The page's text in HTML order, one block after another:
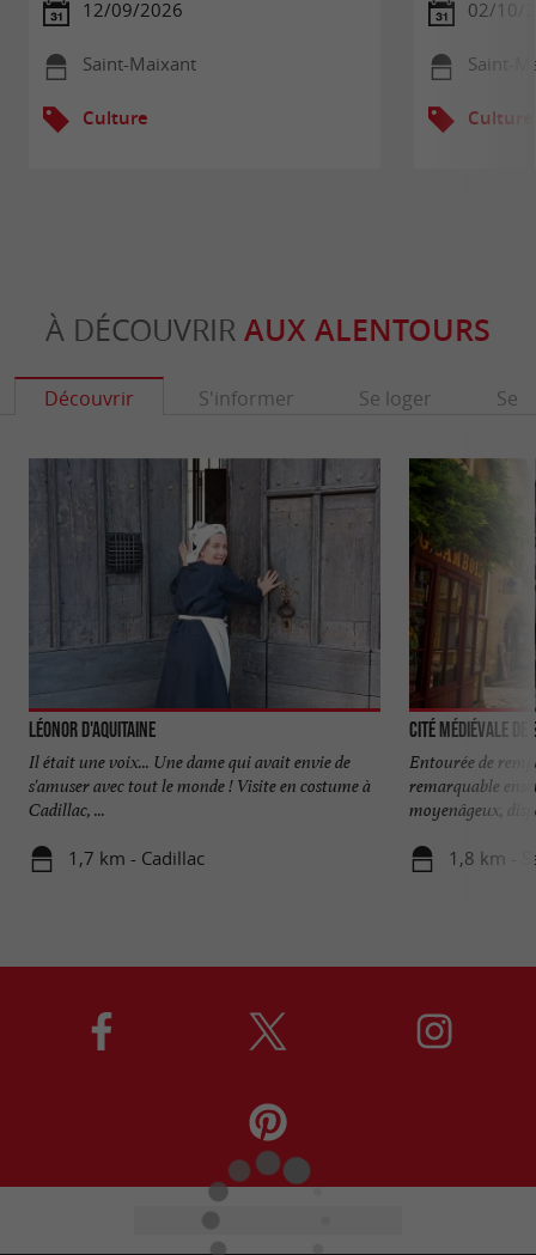
12/09/2026
Saint-Maixant
Culture
02/10/
Saint-
Culture
À DÉCOUVRIR AUX ALENTOURS
Découvrir S'informer Se loger Se
Léonor d'Aquitaine
Il était une voix... Une dame qui avait envie de
s'amuser avec tout le monde ! Visite en costume à
Cadillac, ...
1,7 km - Cadillac
Cité médiévale
Entourée de
remarquable
moyenâgeux,
1,8 km -